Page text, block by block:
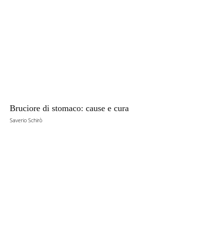
Bruciore di stomaco: cause e cura
Saverio Schirò